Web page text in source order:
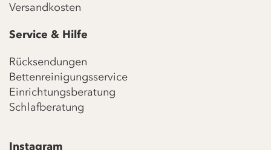
Versandkosten
Service & Hilfe
Rücksendungen
Bettenreinigungsservice
Einrichtungsberatung
Schlafberatung
Instagram